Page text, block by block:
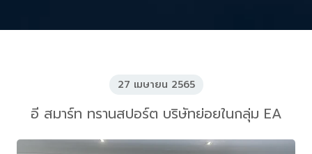
27 เมษายน 2565
อี สมาร์ท ทรานสปอร์ต บริษัทย่อยในกลุ่ม EA